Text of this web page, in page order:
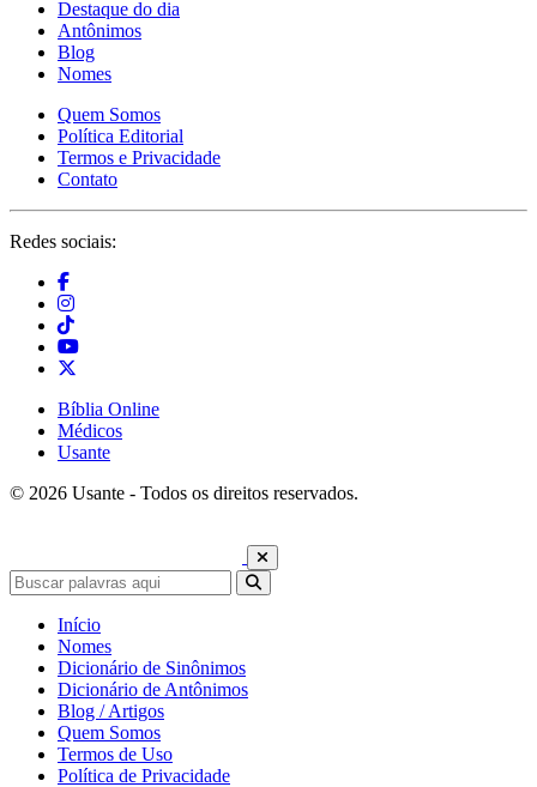
Destaque do dia
Antônimos
Blog
Nomes
Quem Somos
Política Editorial
Termos e Privacidade
Contato
Redes sociais:
Bíblia Online
Médicos
Usante
© 2026 Usante - Todos os direitos reservados.
Início
Nomes
Dicionário de Sinônimos
Dicionário de Antônimos
Blog / Artigos
Quem Somos
Termos de Uso
Política de Privacidade